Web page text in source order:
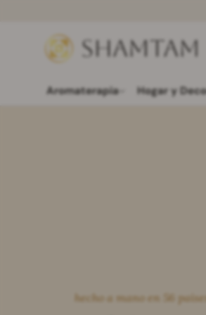
Aromaterapia Hogar y
hecho a mano en 56